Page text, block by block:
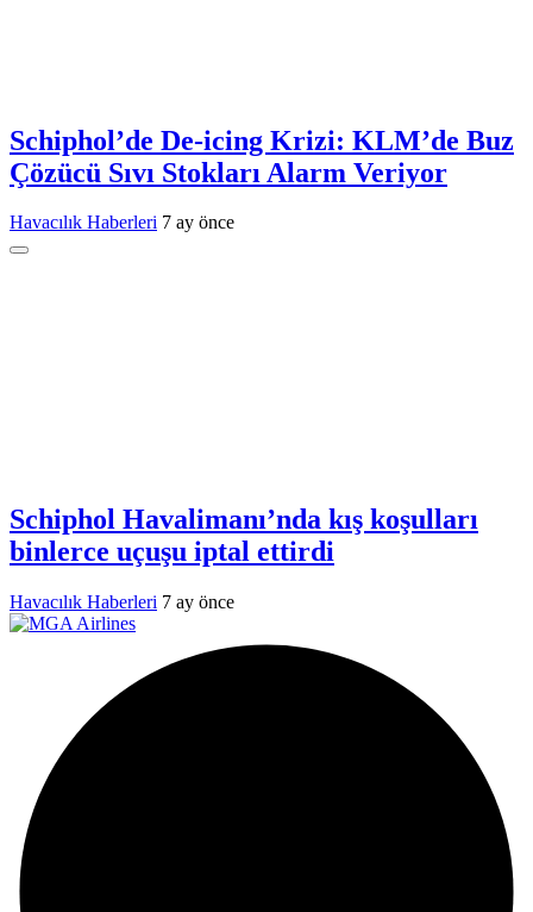
Schiphol’de De-icing Krizi: KLM’de Buz
Çözücü Sıvı Stokları Alarm Veriyor
Havacılık Haberleri 7 ay önce
Schiphol Havalimanı’nda kış koşulları
binlerce uçuşu iptal ettirdi
Havacılık Haberleri 7 ay önce